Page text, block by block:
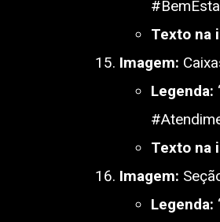
Texto na
Imagem:
Legenda:
Texto na
Imagem:
Legenda: